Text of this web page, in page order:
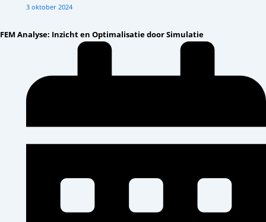
3 oktober 2024
FEM Analyse: Inzicht en Optimalisatie door Simulatie